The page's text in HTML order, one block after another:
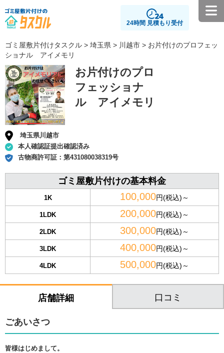
24時間 見積もり受付
ゴミ屋敷片付けタスクル > 埼玉県 > 川越市 > お片付けのプロフェッ
ショナル アイメモリ
お片付けのプロ
フェッショナ
ル アイメモリ
埼玉県川越市
本人確認証提出確認済み
古物商許可証： 第431080038319号
ゴミ屋敷片付けの基本料金
1K 100,000円(税込)～
1LDK 200,000円(税込)～
2LDK 300,000円(税込)～
3LDK 400,000円(税込)～
4LDK 500,000円(税込)～
店舗詳細 口コミ
ごあいさつ
皆様はじめまして。